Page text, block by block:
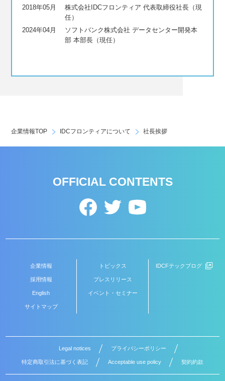
2018年05月
株式会社IDCフロンティア 代表取締役社長（現
任）
2024年04月
ソフトバンク株式会社 データセンター開発本
部 本部長（現任）
企業情報TOP IDCフロンティアについて 社長挨拶
企業情報
採用情報
English
サイトマップ
トピックス
プレスリリース
イベント・セミナー
IDCFテックブログ
OFFICIAL CONTENTS
Legal notices プライバシーポリシー
特定商取引法に基づく表記 Acceptable use policy 契約約款